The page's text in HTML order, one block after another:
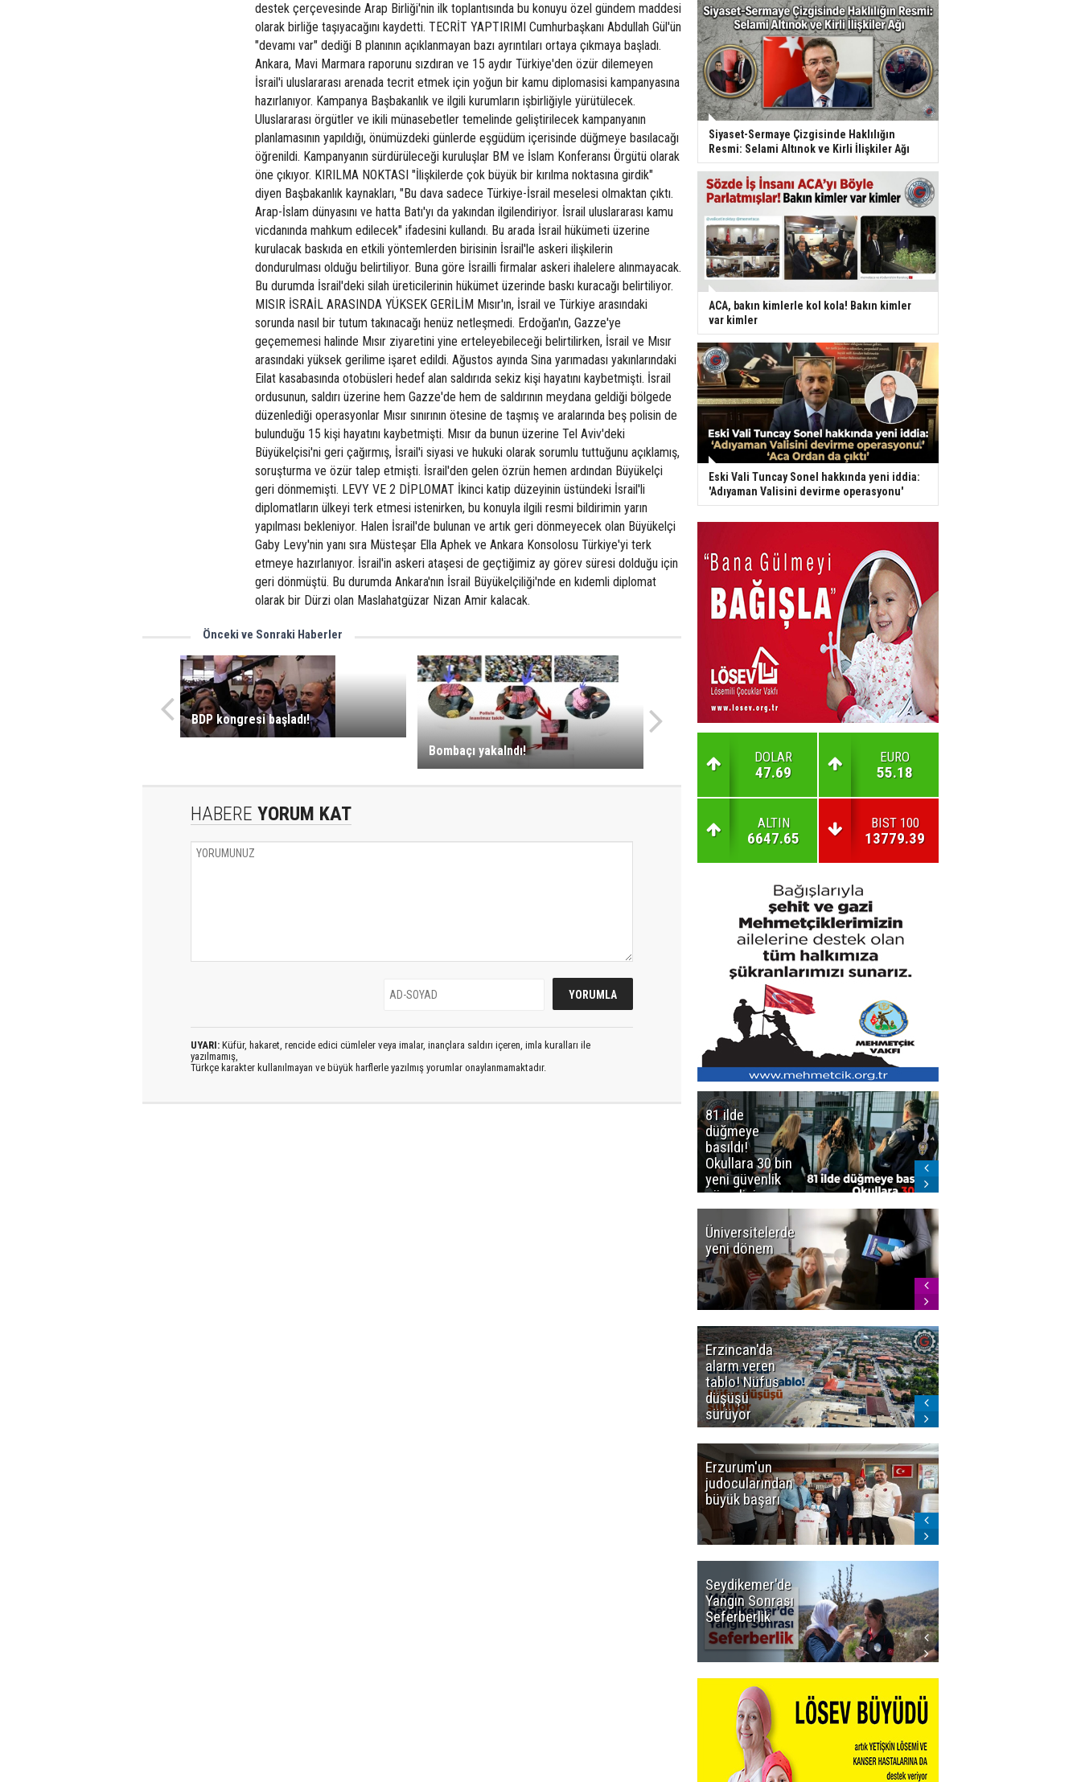
destek çerçevesinde Arap Birliği'nin ilk toplantısında bu konuyu özel gündem maddesi
olarak birliğe taşıyacağını kaydetti. TECRİT YAPTIRIMI Cumhurbaşkanı Abdullah Gül'ün
"devamı var" dediği B planının açıklanmayan bazı ayrıntıları ortaya çıkmaya başladı.
Ankara, Mavi Marmara raporunu sızdıran ve 15 aydır Türkiye'den özür dilemeyen
İsrail'i uluslararası arenada tecrit etmek için yoğun bir kamu diplomasisi kampanyasına
hazırlanıyor. Kampanya Başbakanlık ve ilgili kurumların işbirliğiyle yürütülecek.
Uluslararası örgütler ve ikili münasebetler temelinde geliştirilecek kampanyanın
planlamasının yapıldığı, önümüzdeki günlerde eşgüdüm içerisinde düğmeye basılacağı
öğrenildi. Kampanyanın sürdürüleceği kuruluşlar BM ve İslam Konferansı Örgütü olarak
öne çıkıyor. KIRILMA NOKTASI "İlişkilerde çok büyük bir kırılma noktasına girdik"
diyen Başbakanlık kaynakları, "Bu dava sadece Türkiye-İsrail meselesi olmaktan çıktı.
Arap-İslam dünyasını ve hatta Batı'yı da yakından ilgilendiriyor. İsrail uluslararası kamu
vicdanında mahkum edilecek" ifadesini kullandı. Bu arada İsrail hükümeti üzerine
kurulacak baskıda en etkili yöntemlerden birisinin İsrail'le askeri ilişkilerin
dondurulması olduğu belirtiliyor. Buna göre İsrailli firmalar askeri ihalelere alınmayacak.
Bu durumda İsrail'deki silah üreticilerinin hükümet üzerinde baskı kuracağı belirtiliyor.
MISIR İSRAİL ARASINDA YÜKSEK GERİLİM Mısır'ın, İsrail ve Türkiye arasındaki
sorunda nasıl bir tutum takınacağı henüz netleşmedi. Erdoğan'ın, Gazze'ye
geçememesi halinde Mısır ziyaretini yine erteleyebileceği belirtilirken, İsrail ve Mısır
arasındaki yüksek gerilime işaret edildi. Ağustos ayında Sina yarımadası yakınlarındaki
Eilat kasabasında otobüsleri hedef alan saldırıda sekiz kişi hayatını kaybetmişti. İsrail
ordusunun, saldırı üzerine hem Gazze'de hem de saldırının meydana geldiği bölgede
düzenlediği operasyonlar Mısır sınırının ötesine de taşmış ve aralarında beş polisin de
bulunduğu 15 kişi hayatını kaybetmişti. Mısır da bunun üzerine Tel Aviv'deki
Büyükelçisi'ni geri çağırmış, İsrail'i siyasi ve hukuki olarak sorumlu tuttuğunu açıklamış,
soruşturma ve özür talep etmişti. İsrail'den gelen özrün hemen ardından Büyükelçi
geri dönmemişti. LEVY VE 2 DİPLOMAT İkinci katip düzeyinin üstündeki İsrail'li
diplomatların ülkeyi terk etmesi istenirken, bu konuyla ilgili resmi bildirimin yarın
yapılması bekleniyor. Halen İsrail'de bulunan ve artık geri dönmeyecek olan Büyükelçi
Gaby Levy'nin yanı sıra Müsteşar Ella Aphek ve Ankara Konsolosu Türkiye'yi terk
etmeye hazırlanıyor. İsrail'in askeri ataşesi de geçtiğimiz ay görev süresi dolduğu için
geri dönmüştü. Bu durumda Ankara'nın İsrail Büyükelçiliği'nde en kıdemli diplomat
olarak bir Dürzi olan Maslahatgüzar Nizan Amir kalacak.
Önceki ve Sonraki Haberler
BDP kongresi başladı!
Bombaçı yakalndı!
HABERE YORUM KAT
UYARI: Küfür, hakaret, rencide edici cümleler veya imalar, inançlara saldırı içeren, imla kuralları ile
yazılmamış,
Türkçe karakter kullanılmayan ve büyük harflerle yazılmış yorumlar onaylanmamaktadır.
Siyaset-Sermaye Çizgisinde Haklılığın
Resmi: Selami Altınok ve Kirli İlişkiler Ağı
ACA, bakın kimlerle kol kola! Bakın kimler
var kimler
Eski Vali Tuncay Sonel hakkında yeni iddia:
'Adıyaman Valisini devirme operasyonu'
DOLAR
47.69
EURO
55.18
ALTIN
6647.65
BIST 100
13779.39
81 ilde
düğmeye
basıldı!
Okullara 30 bin
yeni güvenlik
görevlisi
Üniversitelerde
yeni dönem
Erzincan'da
alarm veren
tablo! Nüfus
düşüşü
sürüyor
Erzurum'un
judocularından
büyük başarı
Seydikemer'de
Yangın Sonrası
Seferberlik